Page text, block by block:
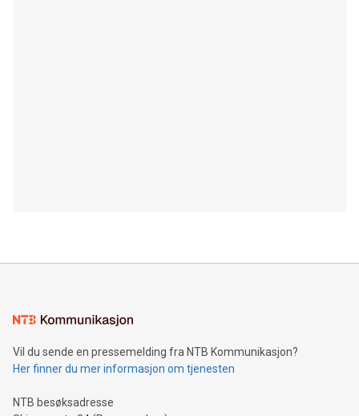
Vil du sende en pressemelding fra NTB Kommunikasjon?
Her finner du mer informasjon om tjenesten
NTB besøksadresse